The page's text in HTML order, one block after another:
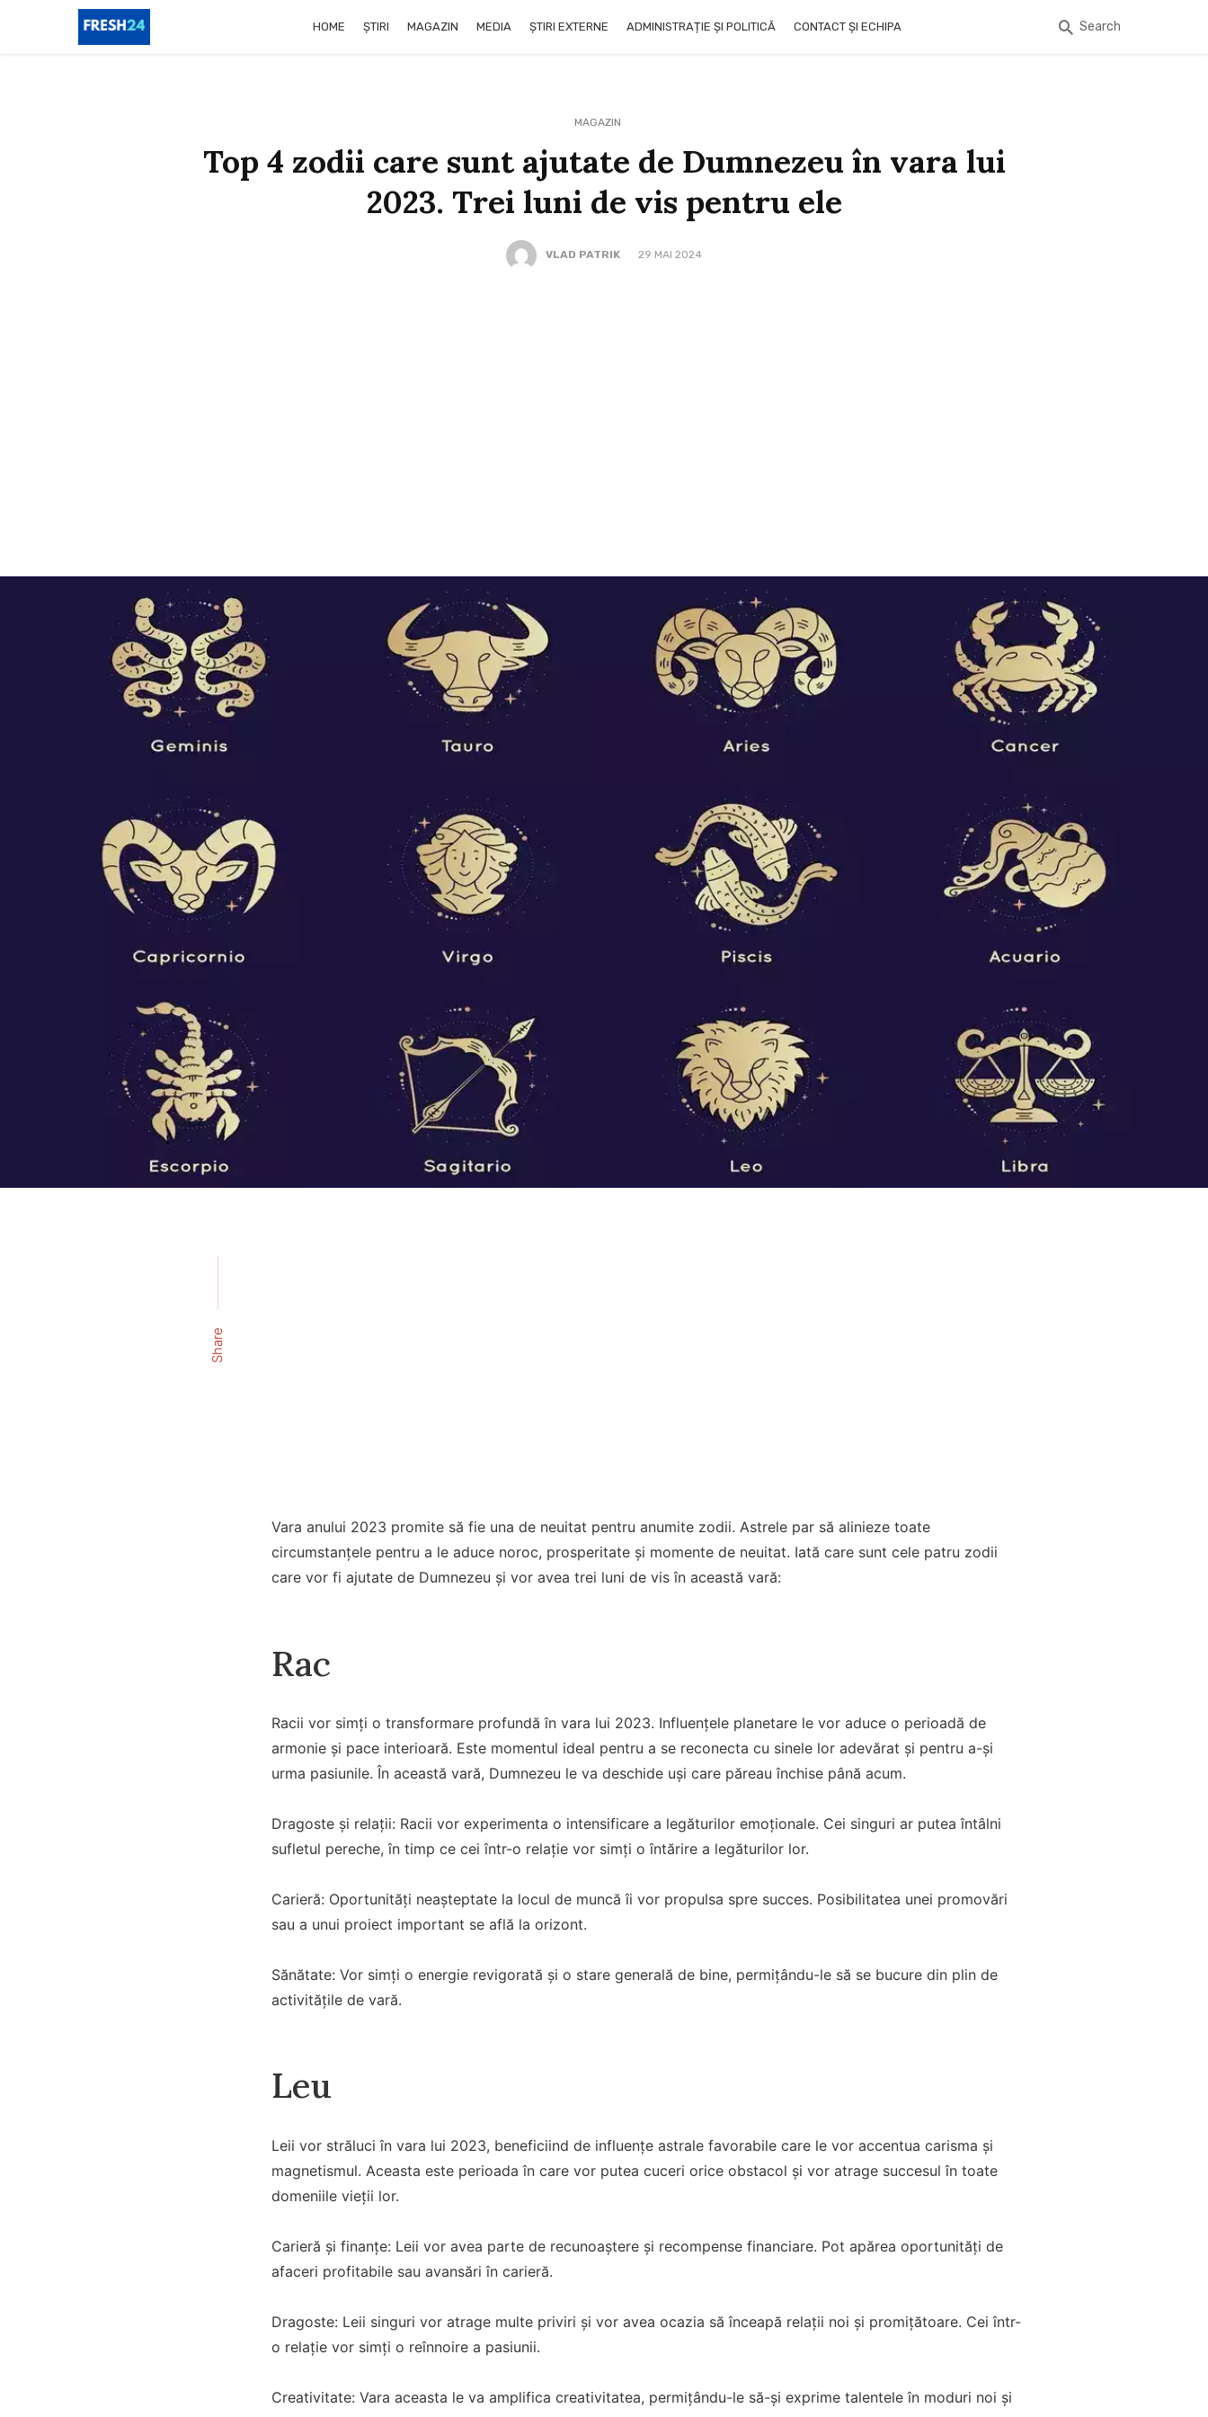
HOME ȘTIRI MAGAZIN MEDIA ȘTIRI EXTERNE ADMINISTRAȚIE ȘI POLITICĂ CONTACT ȘI ECHIPA Search
MAGAZIN
Top 4 zodii care sunt ajutate de Dumnezeu în vara lui
2023. Trei luni de vis pentru ele
VLAD PATRIK 29 MAI 2024
Share
Vara anului 2023 promite să fie una de neuitat pentru anumite zodii. Astrele par să alinieze toate
circumstanțele pentru a le aduce noroc, prosperitate și momente de neuitat. Iată care sunt cele patru zodii
care vor fi ajutate de Dumnezeu și vor avea trei luni de vis în această vară:
Rac
Racii vor simți o transformare profundă în vara lui 2023. Influențele planetare le vor aduce o perioadă de
armonie și pace interioară. Este momentul ideal pentru a se reconecta cu sinele lor adevărat și pentru a-și
urma pasiunile. În această vară, Dumnezeu le va deschide uși care păreau închise până acum.
Dragoste și relații: Racii vor experimenta o intensificare a legăturilor emoționale. Cei singuri ar putea întâlni
sufletul pereche, în timp ce cei într-o relație vor simți o întărire a legăturilor lor.
Carieră: Oportunități neașteptate la locul de muncă îi vor propulsa spre succes. Posibilitatea unei promovări
sau a unui proiect important se află la orizont.
Sănătate: Vor simți o energie revigorată și o stare generală de bine, permițându-le să se bucure din plin de
activitățile de vară.
Leu
Leii vor străluci în vara lui 2023, beneficiind de influențe astrale favorabile care le vor accentua carisma și
magnetismul. Aceasta este perioada în care vor putea cuceri orice obstacol și vor atrage succesul în toate
domeniile vieții lor.
Carieră și finanțe: Leii vor avea parte de recunoaștere și recompense financiare. Pot apărea oportunități de
afaceri profitabile sau avansări în carieră.
Dragoste: Leii singuri vor atrage multe priviri și vor avea ocazia să înceapă relații noi și promițătoare. Cei într-
o relație vor simți o reînnoire a pasiunii.
Creativitate: Vara aceasta le va amplifica creativitatea, permițându-le să-și exprime talentele în moduri noi și